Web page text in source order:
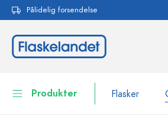
Gå til hovednavigation
Pålidelig forsendelse
Produkter Flasker